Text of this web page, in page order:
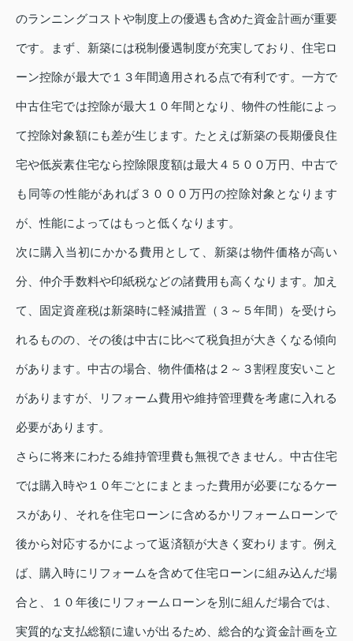
のランニングコストや制度上の優遇も含めた資金計画が重要
です。まず、新築には税制優遇制度が充実しており、住宅ロ
ーン控除が最大で１３年間適用される点で有利です。一方で
中古住宅では控除が最大１０年間となり、物件の性能によっ
て控除対象額にも差が生じます。たとえば新築の長期優良住
宅や低炭素住宅なら控除限度額は最大４５００万円、中古で
も同等の性能があれば３０００万円の控除対象となります
が、性能によってはもっと低くなります。
次に購入当初にかかる費用として、新築は物件価格が高い
分、仲介手数料や印紙税などの諸費用も高くなります。加え
て、固定資産税は新築時に軽減措置（３～５年間）を受けら
れるものの、その後は中古に比べて税負担が大きくなる傾向
があります。中古の場合、物件価格は２～３割程度安いこと
がありますが、リフォーム費用や維持管理費を考慮に入れる
必要があります。
さらに将来にわたる維持管理費も無視できません。中古住宅
では購入時や１０年ごとにまとまった費用が必要になるケー
スがあり、それを住宅ローンに含めるかリフォームローンで
後から対応するかによって返済額が大きく変わります。例え
ば、購入時にリフォームを含めて住宅ローンに組み込んだ場
合と、１０年後にリフォームローンを別に組んだ場合では、
実質的な支払総額に違いが出るため、総合的な資金計画を立